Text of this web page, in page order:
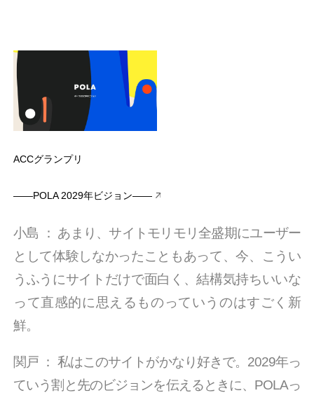
ACCグランプリ
――POLA 2029年ビジョン――
小島 ： あまり、サイトモリモリ全盛期にユーザー
として体験しなかったこともあって、今、こうい
うふうにサイトだけで面白く、結構気持ちいいな
って直感的に思えるものっていうのはすごく新
鮮。
関戸 ： 私はこのサイトがかなり好きで。2029年っ
ていう割と先のビジョンを伝えるときに、POLAっ